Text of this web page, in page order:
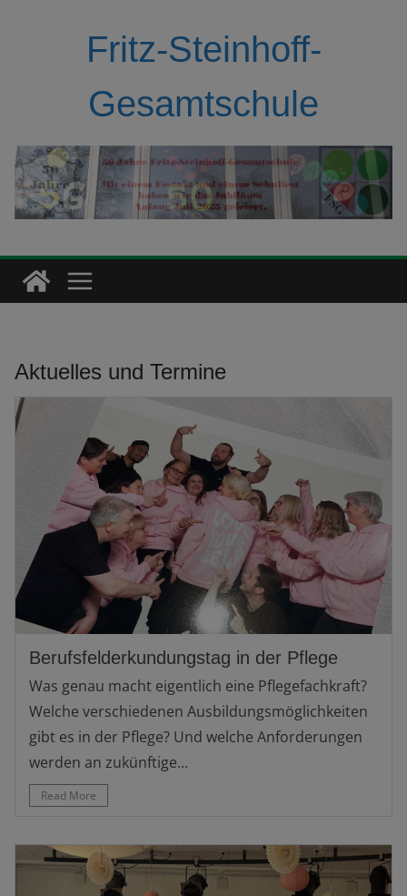
Fritz-Steinhoff-
Gesamtschule
Aktuelles und Termine
Berufsfelderkundungstag in der Pflege
Was genau macht eigentlich eine Pflegefachkraft?
Welche verschiedenen Ausbildungsmöglichkeiten
gibt es in der Pflege? Und welche Anforderungen
werden an zukünftige...
Read More